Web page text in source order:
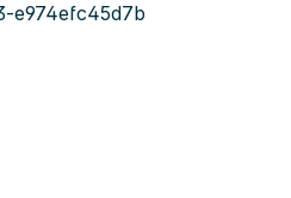
e974efc45d7b